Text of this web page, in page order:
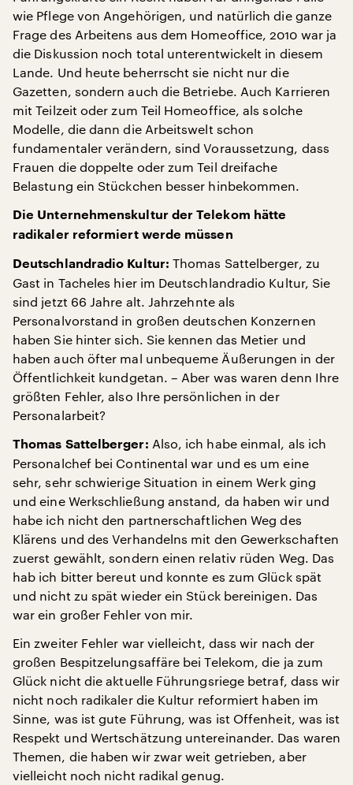
wie Pflege von Angehörigen, und natürlich die ganze
Frage des Arbeitens aus dem Homeoffice, 2010 war ja
die Diskussion noch total unterentwickelt in diesem
Lande. Und heute beherrscht sie nicht nur die
Gazetten, sondern auch die Betriebe. Auch Karrieren
mit Teilzeit oder zum Teil Homeoffice, als solche
Modelle, die dann die Arbeitswelt schon
fundamentaler verändern, sind Voraussetzung, dass
Frauen die doppelte oder zum Teil dreifache
Belastung ein Stückchen besser hinbekommen.
Die Unternehmenskultur der Telekom hätte
radikaler reformiert werde müssen
Deutschlandradio Kultur: Thomas Sattelberger, zu
Gast in Tacheles hier im Deutschlandradio Kultur, Sie
sind jetzt 66 Jahre alt. Jahrzehnte als
Personalvorstand in großen deutschen Konzernen
haben Sie hinter sich. Sie kennen das Metier und
haben auch öfter mal unbequeme Äußerungen in der
Öffentlichkeit kundgetan. – Aber was waren denn Ihre
größten Fehler, also Ihre persönlichen in der
Personalarbeit?
Thomas Sattelberger: Also, ich habe einmal, als ich
Personalchef bei Continental war und es um eine
sehr, sehr schwierige Situation in einem Werk ging
und eine Werkschließung anstand, da haben wir und
habe ich nicht den partnerschaftlichen Weg des
Klärens und des Verhandelns mit den Gewerkschaften
zuerst gewählt, sondern einen relativ rüden Weg. Das
hab ich bitter bereut und konnte es zum Glück spät
und nicht zu spät wieder ein Stück bereinigen. Das
war ein großer Fehler von mir.
Ein zweiter Fehler war vielleicht, dass wir nach der
großen Bespitzelungsaffäre bei Telekom, die ja zum
Glück nicht die aktuelle Führungsriege betraf, dass wir
nicht noch radikaler die Kultur reformiert haben im
Sinne, was ist gute Führung, was ist Offenheit, was ist
Respekt und Wertschätzung untereinander. Das waren
Themen, die haben wir zwar weit getrieben, aber
vielleicht noch nicht radikal genug.